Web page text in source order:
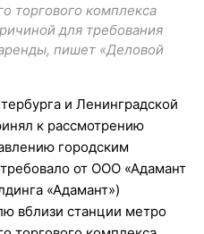
торгового комплекса
для требования
пишет «Деловой
и Ленинградской
к рассмотрению
городским
от ООО «Адамант
«Адамант»)
вблизи станции метро